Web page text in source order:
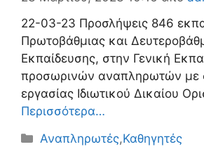
22-03-23 Προσλήψεις 846
Πρωτοβάθμιας και
Εκπαίδευσης, στην Γενική
προσωρινών αναπληρωτών με
εργασίας Ιδιωτικού Δικαίου
Περισσότερα…
Κατηγορίες
Αναπληρωτές,Καθηγητές